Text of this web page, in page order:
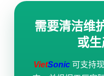
需要清洁维
或生
VietSonic 可支持